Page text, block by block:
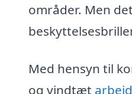
områder. Men
Med hensyn til
og vindtæt